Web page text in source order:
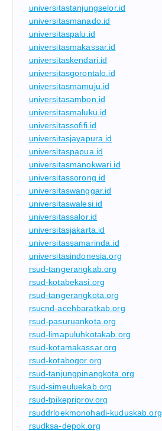
universitastanjungselor.id
universitasmanado.id
universitaspalu.id
universitasmakassar.id
universitaskendari.id
universitasgorontalo.id
universitasmamuju.id
universitasambon.id
universitasmaluku.id
universitassofifi.id
universitasjayapura.id
universitaspapua.id
universitasmanokwari.id
universitassorong.id
universitaswanggar.id
universitaswalesi.id
universitassalor.id
universitasjakarta.id
universitassamarinda.id
universitasindonesia.org
rsud-tangerangkab.org
rsud-kotabekasi.org
rsud-tangerangkota.org
rsucnd-acehbaratkab.org
rsud-pasuruankota.org
rsud-limapuluhkotakab.org
rsud-kotamakassar.org
rsud-kotabogor.org
rsud-tanjungpinangkota.org
rsud-simeuluekab.org
rsud-tpikepriprov.org
rsuddrloekmonohadi-kuduskab.org
rsudksa-depok.org